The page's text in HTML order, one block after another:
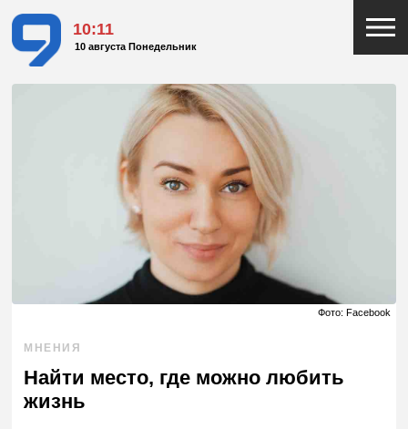
10:11
10 августа Понедельник
Фото: Facebook
МНЕНИЯ
Найти место, где можно любить
жизнь